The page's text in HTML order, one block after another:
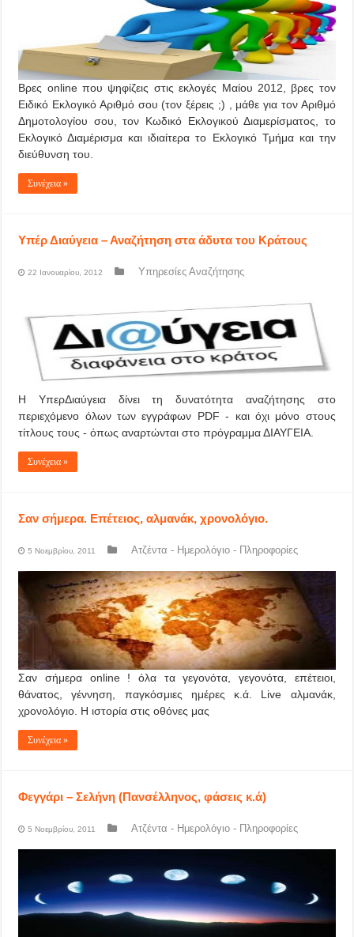
Βρες online που ψηφίζεις στις εκλογές Μαίου 2012, βρες τον
Ειδικό Εκλογικό Αριθμό σου (τον ξέρεις ;) , μάθε για τον Αριθμό
Δημοτολογίου σου, τον Κωδικό Εκλογικού Διαμερίσματος, το
Εκλογικό Διαμέρισμα και ιδιαίτερα το Εκλογικό Τμήμα και την
διεύθυνση του.
Συνέχεια »
Υπέρ Διαύγεια – Αναζήτηση στα άδυτα του Κράτους
22 Ιανουαρίου, 2012 Υπηρεσίες Αναζήτησης
Η ΥπερΔιαύγεια δίνει τη δυνατότητα αναζήτησης στο
περιεχόμενο όλων των εγγράφων PDF - και όχι μόνο στους
τίτλους τους - όπως αναρτώνται στo πρόγραμμα ΔΙΑΥΓΕΙΑ.
Συνέχεια »
Σαν σήμερα. Επέτειος, αλμανάκ, χρονολόγιο.
5 Νοεμβρίου, 2011 Ατζέντα - Ημερολόγιο - Πληροφορίες
Σαν σήμερα online ! όλα τα γεγονότα, γεγονότα, επέτειοι,
θάνατος, γέννηση, παγκόσμιες ημέρες κ.ά. Live αλμανάκ,
χρονολόγιο. Η ιστορία στις οθόνες μας
Συνέχεια »
Φεγγάρι – Σελήνη (Πανσέλληνος, φάσεις κ.ά)
5 Νοεμβρίου, 2011 Ατζέντα - Ημερολόγιο - Πληροφορίες